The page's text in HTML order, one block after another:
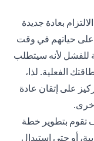
بعادة جديدة
على حياتهم في وقت
للفشل لأنه سيتطلب
الفعلية. لذا،
على إتقان عادة
تقوم بتطوير خطة
أو حتى استبدال